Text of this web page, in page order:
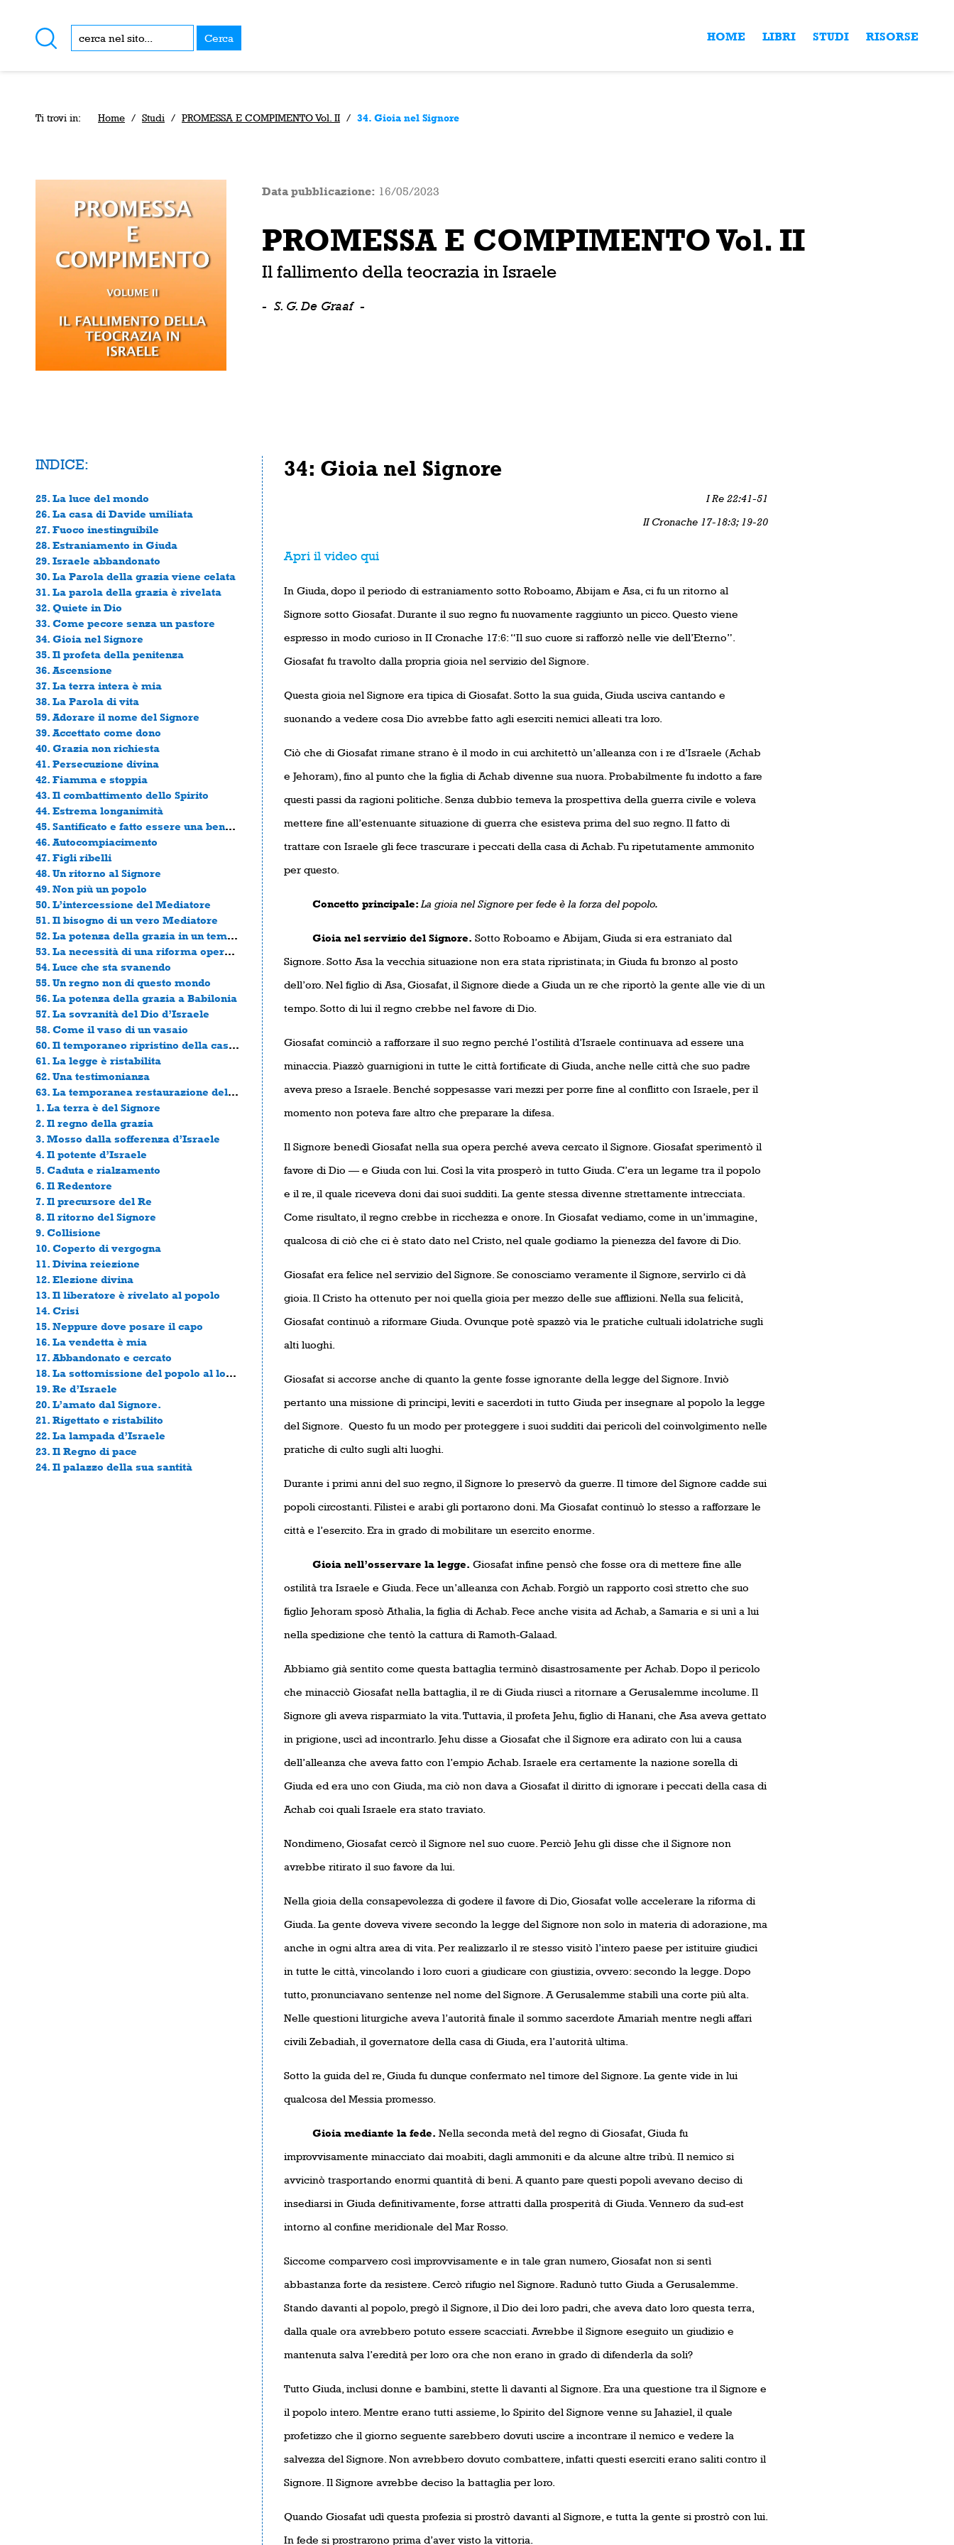
Cerca HOME LIBRI STUDI RISORSE
Ti trovi in: Home / Studi / PROMESSA E COMPIMENTO Vol. II / 34. Gioia nel Signore
Data pubblicazione: 16/05/2023
PROMESSA E COMPIMENTO Vol. II
Il fallimento della teocrazia in Israele
- S. G. De Graaf -
INDICE:
25. La luce del mondo
26. La casa di Davide umiliata
27. Fuoco inestinguibile
28. Estraniamento in Giuda
29. Israele abbandonato
30. La Parola della grazia viene celata
31. La parola della grazia è rivelata
32. Quiete in Dio
33. Come pecore senza un pastore
34. Gioia nel Signore
35. Il profeta della penitenza
36. Ascensione
37. La terra intera è mia
38. La Parola di vita
59. Adorare il nome del Signore
39. Accettato come dono
40. Grazia non richiesta
41. Persecuzione divina
42. Fiamma e stoppia
43. Il combattimento dello Spirito
44. Estrema longanimità
45. Santificato e fatto essere una benedizione
46. Autocompiacimento
47. Figli ribelli
48. Un ritorno al Signore
49. Non più un popolo
50. L’intercessione del Mediatore
51. Il bisogno di un vero Mediatore
52. La potenza della grazia in un tempo di giudizio
53. La necessità di una riforma operata dallo Spirito
54. Luce che sta svanendo
55. Un regno non di questo mondo
56. La potenza della grazia a Babilonia
57. La sovranità del Dio d’Israele
58. Come il vaso di un vasaio
60. Il temporaneo ripristino della casa del Signore
61. La legge è ristabilita
62. Una testimonianza
63. La temporanea restaurazione della città di Dio
1. La terra è del Signore
2. Il regno della grazia
3. Mosso dalla sofferenza d’Israele
4. Il potente d’Israele
5. Caduta e rialzamento
6. Il Redentore
7. Il precursore del Re
8. Il ritorno del Signore
9. Collisione
10. Coperto di vergogna
11. Divina reiezione
12. Elezione divina
13. Il liberatore è rivelato al popolo
14. Crisi
15. Neppure dove posare il capo
16. La vendetta è mia
17. Abbandonato e cercato
18. La sottomissione del popolo al loro re
19. Re d’Israele
20. L’amato dal Signore.
21. Rigettato e ristabilito
22. La lampada d’Israele
23. Il Regno di pace
24. Il palazzo della sua santità
34: Gioia nel Signore
I Re 22:41-51
II Cronache 17-18:3; 19-20
Apri il video qui
In Giuda, dopo il periodo di estraniamento sotto Roboamo, Abijam e Asa, ci fu un ritorno al
Signore sotto Giosafat. Durante il suo regno fu nuovamente raggiunto un picco. Questo viene
espresso in modo curioso in II Cronache 17:6: “Il suo cuore si rafforzò nelle vie dell’Eterno”.
Giosafat fu travolto dalla propria gioia nel servizio del Signore.
Questa gioia nel Signore era tipica di Giosafat. Sotto la sua guida, Giuda usciva cantando e
suonando a vedere cosa Dio avrebbe fatto agli eserciti nemici alleati tra loro.
Ciò che di Giosafat rimane strano è il modo in cui architettò un’alleanza con i re d’Israele (Achab
e Jehoram), fino al punto che la figlia di Achab divenne sua nuora. Probabilmente fu indotto a fare
questi passi da ragioni politiche. Senza dubbio temeva la prospettiva della guerra civile e voleva
mettere fine all’estenuante situazione di guerra che esisteva prima del suo regno. Il fatto di
trattare con Israele gli fece trascurare i peccati della casa di Achab. Fu ripetutamente ammonito
per questo.
Concetto principale: La gioia nel Signore per fede è la forza del popolo.
Gioia nel servizio del Signore. Sotto Roboamo e Abijam, Giuda si era estraniato dal
Signore. Sotto Asa la vecchia situazione non era stata ripristinata; in Giuda fu bronzo al posto
dell’oro. Nel figlio di Asa, Giosafat, il Signore diede a Giuda un re che riportò la gente alle vie di un
tempo. Sotto di lui il regno crebbe nel favore di Dio.
Giosafat cominciò a rafforzare il suo regno perché l’ostilità d’Israele continuava ad essere una
minaccia. Piazzò guarnigioni in tutte le città fortificate di Giuda, anche nelle città che suo padre
aveva preso a Israele. Benché soppesasse vari mezzi per porre fine al conflitto con Israele, per il
momento non poteva fare altro che preparare la difesa.
Il Signore benedì Giosafat nella sua opera perché aveva cercato il Signore. Giosafat sperimentò il
favore di Dio — e Giuda con lui. Così la vita prosperò in tutto Giuda. C’era un legame tra il popolo
e il re, il quale riceveva doni dai suoi sudditi. La gente stessa divenne strettamente intrecciata.
Come risultato, il regno crebbe in ricchezza e onore. In Giosafat vediamo, come in un’immagine,
qualcosa di ciò che ci è stato dato nel Cristo, nel quale godiamo la pienezza del favore di Dio.
Giosafat era felice nel servizio del Signore. Se conosciamo veramente il Signore, servirlo ci dà
gioia. Il Cristo ha ottenuto per noi quella gioia per mezzo delle sue afflizioni. Nella sua felicità,
Giosafat continuò a riformare Giuda. Ovunque potè spazzò via le pratiche cultuali idolatriche sugli
alti luoghi.
Giosafat si accorse anche di quanto la gente fosse ignorante della legge del Signore. Inviò
pertanto una missione di principi, leviti e sacerdoti in tutto Giuda per insegnare al popolo la legge
del Signore.
Questo fu un modo per proteggere i suoi sudditi dai pericoli del coinvolgimento nelle
pratiche di culto sugli alti luoghi.
Durante i primi anni del suo regno, il Signore lo preservò da guerre. Il timore del Signore cadde sui
popoli circostanti. Filistei e arabi gli portarono doni. Ma Giosafat continuò lo stesso a rafforzare le
città e l’esercito. Era in grado di mobilitare un esercito enorme.
Gioia nell’osservare la legge. Giosafat infine pensò che fosse ora di mettere fine alle
ostilità tra Israele e Giuda. Fece un’alleanza con Achab. Forgiò un rapporto così stretto che suo
figlio Jehoram sposò Athalia, la figlia di Achab. Fece anche visita ad Achab, a Samaria e si unì a lui
nella spedizione che tentò la cattura di Ramoth-Galaad.
Abbiamo già sentito come questa battaglia terminò disastrosamente per Achab. Dopo il pericolo
che minacciò Giosafat nella battaglia, il re di Giuda riuscì a ritornare a Gerusalemme incolume. Il
Signore gli aveva risparmiato la vita. Tuttavia, il profeta Jehu, figlio di Hanani, che Asa aveva gettato
in prigione, uscì ad incontrarlo. Jehu disse a Giosafat che il Signore era adirato con lui a causa
dell’alleanza che aveva fatto con l’empio Achab. Israele era certamente la nazione sorella di
Giuda ed era uno con Giuda, ma ciò non dava a Giosafat il diritto di ignorare i peccati della casa di
Achab coi quali Israele era stato traviato.
Nondimeno, Giosafat cercò il Signore nel suo cuore. Perciò Jehu gli disse che il Signore non
avrebbe ritirato il suo favore da lui.
Nella gioia della consapevolezza di godere il favore di Dio, Giosafat volle accelerare la riforma di
Giuda. La gente doveva vivere secondo la legge del Signore non solo in materia di adorazione, ma
anche in ogni altra area di vita. Per realizzarlo il re stesso visitò l’intero paese per istituire giudici
in tutte le città, vincolando i loro cuori a giudicare con giustizia, ovvero: secondo la legge. Dopo
tutto, pronunciavano sentenze nel nome del Signore. A Gerusalemme stabilì una corte più alta.
Nelle questioni liturgiche aveva l’autorità finale il sommo sacerdote Amariah mentre negli affari
civili Zebadiah, il governatore della casa di Giuda, era l’autorità ultima.
Sotto la guida del re, Giuda fu dunque confermato nel timore del Signore. La gente vide in lui
qualcosa del Messia promesso.
Gioia mediante la fede. Nella seconda metà del regno di Giosafat, Giuda fu
improvvisamente minacciato dai moabiti, dagli ammoniti e da alcune altre tribù. Il nemico si
avvicinò trasportando enormi quantità di beni. A quanto pare questi popoli avevano deciso di
insediarsi in Giuda definitivamente, forse attratti dalla prosperità di Giuda. Vennero da sud-est
intorno al confine meridionale del Mar Rosso.
Siccome comparvero così improvvisamente e in tale gran numero, Giosafat non si sentì
abbastanza forte da resistere. Cercò rifugio nel Signore. Radunò tutto Giuda a Gerusalemme.
Stando davanti al popolo, pregò il Signore, il Dio dei loro padri, che aveva dato loro questa terra,
dalla quale ora avrebbero potuto essere scacciati. Avrebbe il Signore eseguito un giudizio e
mantenuta salva l’eredità per loro ora che non erano in grado di difenderla da soli?
Tutto Giuda, inclusi donne e bambini, stette lì davanti al Signore. Era una questione tra il Signore e
il popolo intero. Mentre erano tutti assieme, lo Spirito del Signore venne su Jahaziel, il quale
profetizzo che il giorno seguente sarebbero dovuti uscire a incontrare il nemico e vedere la
salvezza del Signore. Non avrebbero dovuto combattere, infatti questi eserciti erano saliti contro il
Signore. Il Signore avrebbe deciso la battaglia per loro.
Quando Giosafat udì questa profezia si prostrò davanti al Signore, e tutta la gente si prostrò con lui.
In fede si prostrarono prima d’aver visto la vittoria.